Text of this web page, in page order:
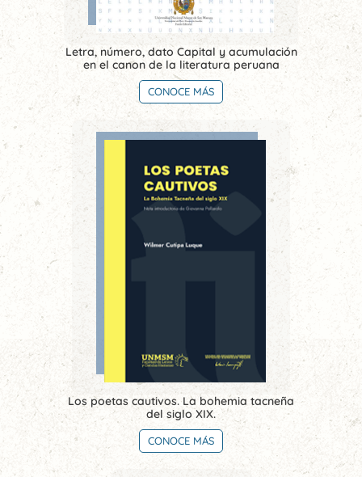
Letra, número, dato Capital y acumulación
en el canon de la literatura peruana
CONOCE MÁS
Los poetas cautivos. La bohemia tacneña
del siglo XIX.
CONOCE MÁS